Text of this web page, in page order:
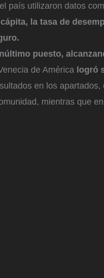
país utilizaron datos
la tasa de
puesto,
de América logró
en los apartados,
mientras que